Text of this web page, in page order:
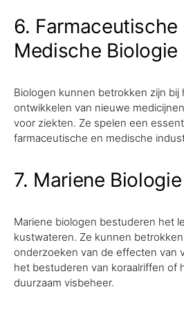
6. Farmaceutische
Medische Biologie
Biologen kunnen betrokken zijn
ontwikkelen van nieuwe
voor ziekten. Ze spelen een
farmaceutische en medische
7. Mariene Biologie
Mariene biologen bestuderen het
kustwateren. Ze kunnen
onderzoeken van de effecten van
het bestuderen van koraalriffen of
duurzaam visbeheer.